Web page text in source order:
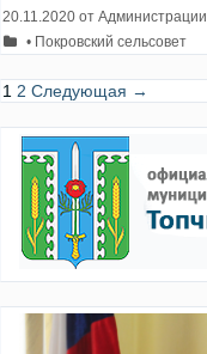
20.11.2020 от Администрации
Рубрики
• Покровский сельсовет
Навигация
1 2 Следующая →